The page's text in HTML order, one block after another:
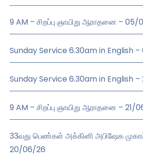
9 AM – சிறப்பு ஞாயிறு ஆராதனை –
Sunday Service 6.30am in English
Sunday Service 6.30am in English
9 AM – சிறப்பு ஞாயிறு ஆராதனை – 21/
33வது பெண்கள் அக்கினி அபிஷேக
20/06/26